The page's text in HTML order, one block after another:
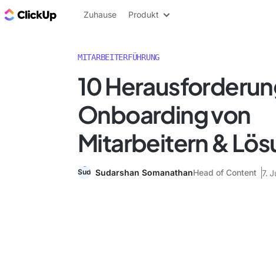
ClickUp Blog
Zuhause Produkt
MITARBEITERFÜHRUNG
10
Onboarding von
Mitarbeitern &
Sudarshan SomanathanHead of Content 7.